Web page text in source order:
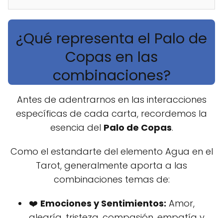
¿Qué representa el Palo de
Copas en las
combinaciones?
Antes de adentrarnos en las interacciones
específicas de cada carta, recordemos la
esencia del Palo de Copas.
Como el estandarte del elemento Agua en el
Tarot, generalmente aporta a las
combinaciones temas de:
❤️ Emociones y Sentimientos: Amor,